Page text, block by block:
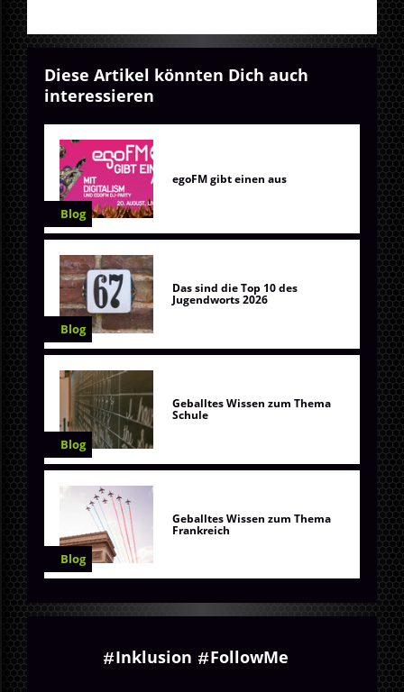
Diese Artikel könnten Dich auch
interessieren
Blog
egoFM gibt einen aus
Blog
Das sind die Top 10 des
Jugendworts 2026
Blog
Geballtes Wissen zum Thema
Schule
Blog
Geballtes Wissen zum Thema
Frankreich
Inklusion FollowMe